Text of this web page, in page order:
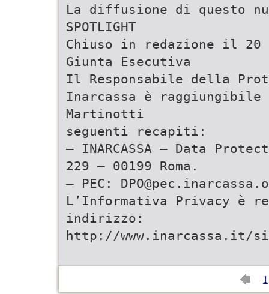
La diffusione di questo
SPOTLIGHT
Chiuso in redazione il 20
Giunta Esecutiva
Il Responsabile della
Inarcassa è
Martinotti
seguenti recapiti:
– INARCASSA – Data
229 – 00199 Roma.
– PEC:
L’Informativa Privacy è
indirizzo:
http://www.inarcassa.it/
1